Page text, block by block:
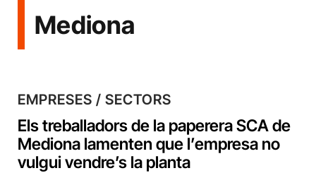
Mediona
EMPRESES / SECTORS
Els treballadors de la paperera SCA de
Mediona lamenten que l’empresa no
vulgui vendre’s la planta